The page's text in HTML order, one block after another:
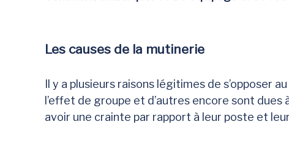
Les causes de la mutinerie
Il y a plusieurs raisons légitimes de s’opposer
l’effet de groupe et d’autres encore sont
avoir une crainte par rapport à leur poste et